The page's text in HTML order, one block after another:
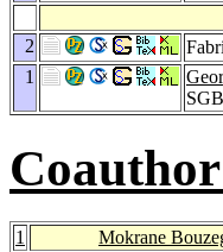
2
1
1 Mokrane